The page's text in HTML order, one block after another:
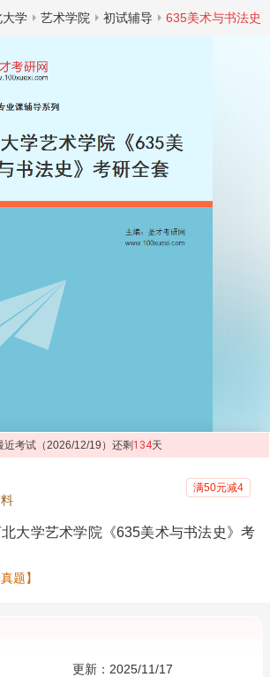
大学 艺术学院 初试辅导 635美术与书法史
近考试（2026/12/19）还剩 134天
满50元减4
大学艺术学院《635美术与书法史》考
题】
更新：2025/11/17